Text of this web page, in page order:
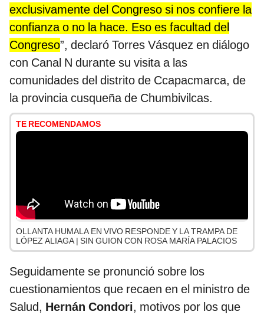
exclusivamente del Congreso si nos confiere la
confianza o no la hace. Eso es facultad del
Congreso”, declaró Torres Vásquez en diálogo
con Canal N durante su visita a las
comunidades del distrito de Ccapacmarca, de
la provincia cusqueña de Chumbivilcas.
TE RECOMENDAMOS
OLLANTA HUMALA EN VIVO RESPONDE Y LA TRAMPA DE
LÓPEZ ALIAGA | SIN GUION CON ROSA MARÍA PALACIOS
Seguidamente se pronunció sobre los
cuestionamientos que recaen en el ministro de
Salud, Hernán Condori, motivos por los que